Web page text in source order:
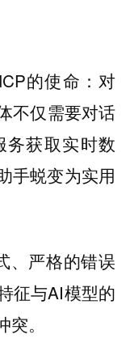
的使命：对
不仅需要对话
获取实时数
蜕变为实用
、严格的错误
征与AI模型的
突。